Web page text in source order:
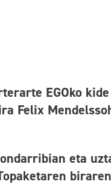
EGOko
Felix
eta